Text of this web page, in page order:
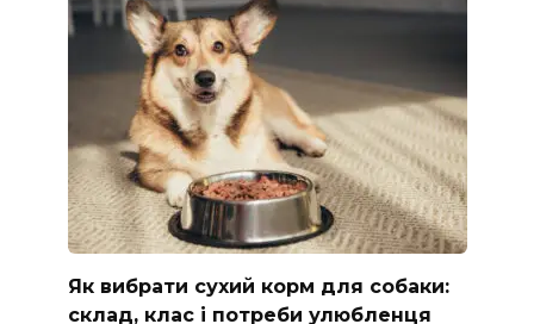
Як вибрати сухий корм для собаки:
склад, клас і потреби улюбленця